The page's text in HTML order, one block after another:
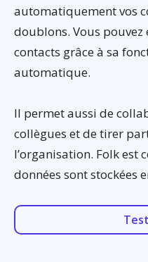
automatiquement vos
doublons. Vous
contacts grâce à sa
automatique.
Il permet aussi de
collègues et de tirer
l’organisation. Folk est
données sont stockées